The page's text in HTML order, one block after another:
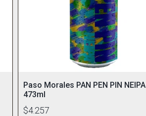
Paso Morales PAN PEN PIN NEIPA
473ml
$4.257